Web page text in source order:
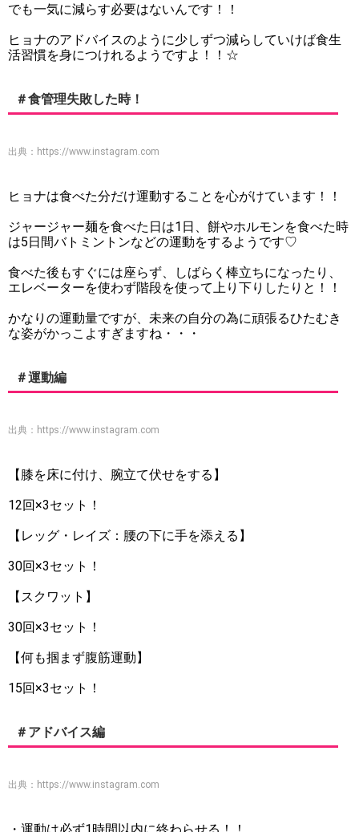
でも一気に減らす必要はないんです！！
ヒョナのアドバイスのように少しずつ減らしていけば食生
活習慣を身につけれるようですよ！！☆
＃食管理失敗した時！
出典： https://www.instagram.com
ヒョナは食べた分だけ運動することを心がけています！！
ジャージャー麺を食べた日は1日、餅やホルモンを食べた時
は5日間バトミントンなどの運動をするようです♡
食べた後もすぐには座らず、しばらく棒立ちになったり、
エレベーターを使わず階段を使って上り下りしたりと！！
かなりの運動量ですが、未来の自分の為に頑張るひたむき
な姿がかっこよすぎますね・・・
＃運動編
出典： https://www.instagram.com
【膝を床に付け、腕立て伏せをする】
12回×3セット！
【レッグ・レイズ：腰の下に手を添える】
30回×3セット！
【スクワット】
30回×3セット！
【何も掴まず腹筋運動】
15回×3セット！
＃アドバイス編
出典： https://www.instagram.com